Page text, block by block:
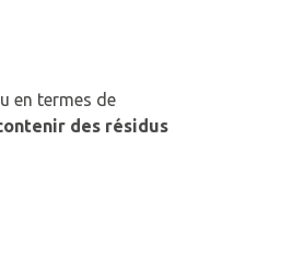
en termes de
des résidus